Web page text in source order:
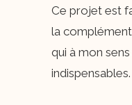
Ce projet est
la
qui à mon
indispensables.